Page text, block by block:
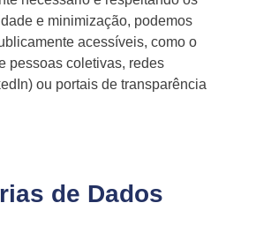
e minimização, podemos
acessíveis, como o
pessoas coletivas, redes
ou portais de transparência
de Dados